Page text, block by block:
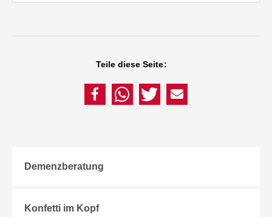
Teile diese Seite:
Demenzberatung
Konfetti im Kopf